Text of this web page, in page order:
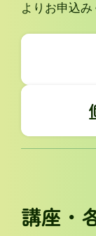
よりお申込み
講座・